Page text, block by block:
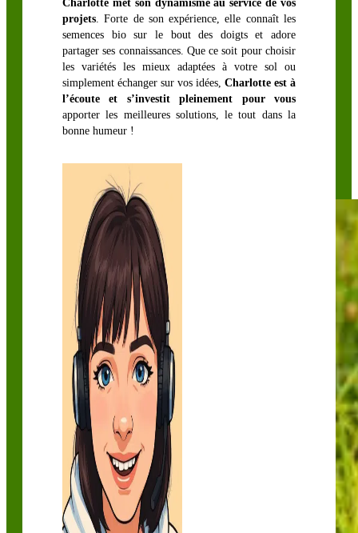
Trèfle hybride
Trèfle
incarnat
Trèfle lotier
Trèfle perse
Trèfle
Charlotte met son dynamisme au service de vos
projets. Forte de son expérience, elle connaît les
semences bio sur le bout des doigts et adore
partager ses connaissances. Que ce soit pour choisir
les variétés les mieux adaptées à votre sol ou
simplement échanger sur vos idées, Charlotte est à
l’écoute et s’investit pleinement pour vous
apporter les meilleures solutions, le tout dans la
bonne humeur !